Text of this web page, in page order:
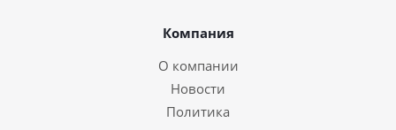
Компания
О компании
Новости
Политика